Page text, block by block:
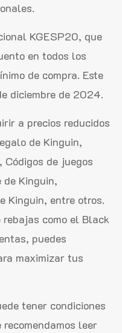
KGESP20, que
en todos los
de compra. Este
diciembre de 2024.
a precios reducidos
de Kinguin,
Códigos de juegos
de Kinguin,
Kinguin, entre otros.
como el Black
puedes
maximizar tus
tener condiciones
leer